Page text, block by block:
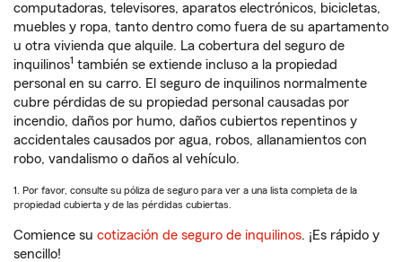
computadoras, televisores, aparatos electrónicos, bicicletas,
muebles y ropa, tanto dentro como fuera de su apartamento
u otra vivienda que alquile. La cobertura del seguro de
inquilinos1 también se extiende incluso a la propiedad
personal en su carro. El seguro de inquilinos normalmente
cubre pérdidas de su propiedad personal causadas por
incendio, daños por humo, daños cubiertos repentinos y
accidentales causados por agua, robos, allanamientos con
robo, vandalismo o daños al vehículo.
1. Por favor, consulte su póliza de seguro para ver a una lista completa de la
propiedad cubierta y de las pérdidas cubiertas.
Comience su cotización de seguro de inquilinos. ¡Es rápido y
sencillo!